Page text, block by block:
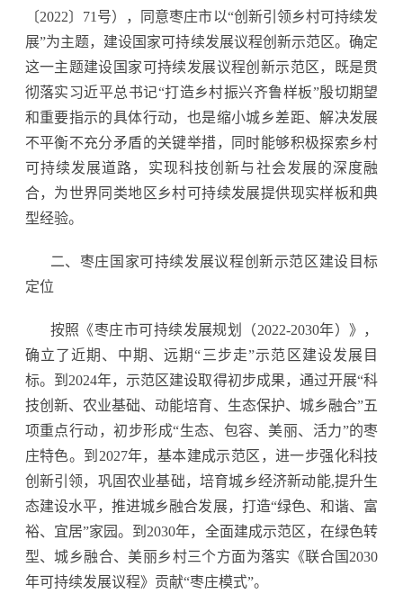
〔2022〕71号），同意枣庄市以“创新引领乡村可持续发
展”为主题，建设国家可持续发展议程创新示范区。确定
这一主题建设国家可持续发展议程创新示范区，既是贯
彻落实习近平总书记“打造乡村振兴齐鲁样板”殷切期望
和重要指示的具体行动，也是缩小城乡差距、解决发展
不平衡不充分矛盾的关键举措，同时能够积极探索乡村
可持续发展道路，实现科技创新与社会发展的深度融
合，为世界同类地区乡村可持续发展提供现实样板和典
型经验。
二、枣庄国家可持续发展议程创新示范区建设目标
定位
按照《枣庄市可持续发展规划（2022-2030年）》，
确立了近期、中期、远期“三步走”示范区建设发展目
标。到2024年，示范区建设取得初步成果，通过开展“科
技创新、农业基础、动能培育、生态保护、城乡融合”五
项重点行动，初步形成“生态、包容、美丽、活力”的枣
庄特色。到2027年，基本建成示范区，进一步强化科技
创新引领，巩固农业基础，培育城乡经济新动能,提升生
态建设水平，推进城乡融合发展，打造“绿色、和谐、富
裕、宜居”家园。到2030年，全面建成示范区，在绿色转
型、城乡融合、美丽乡村三个方面为落实《联合国2030
年可持续发展议程》贡献“枣庄模式”。